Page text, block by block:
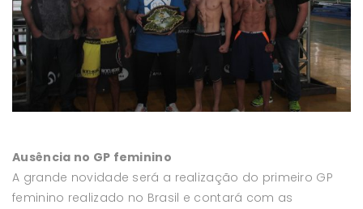
Ausência no GP feminino
A grande novidade será a realização do primeiro GP
feminino realizado no Brasil e contará com as